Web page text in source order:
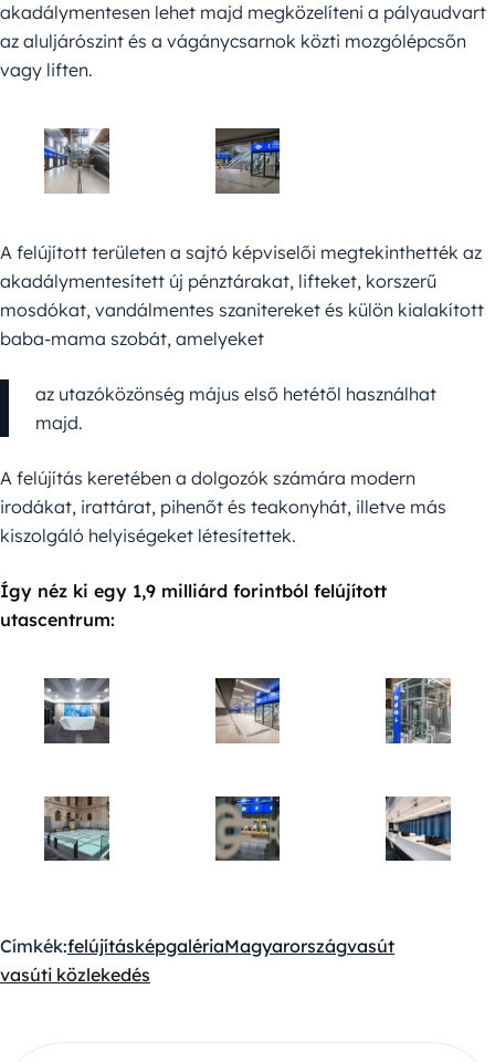
akadálymentesen lehet majd megközelíteni a pályaudvart
az aluljárószint és a vágánycsarnok közti mozgólépcsőn
vagy liften.
A felújított területen a sajtó képviselői megtekinthették az
akadálymentesített új pénztárakat, lifteket, korszerű
mosdókat, vandálmentes szanitereket és külön kialakított
baba-mama szobát, amelyeket
az utazóközönség május első hetétől használhat
majd.
A felújítás keretében a dolgozók számára modern
irodákat, irattárat, pihenőt és teakonyhát, illetve más
kiszolgáló helyiségeket létesítettek.
Így néz ki egy 1,9 milliárd forintból felújított
utascentrum:
Címkék:felújításképgalériaMagyarországvasút
vasúti közlekedés